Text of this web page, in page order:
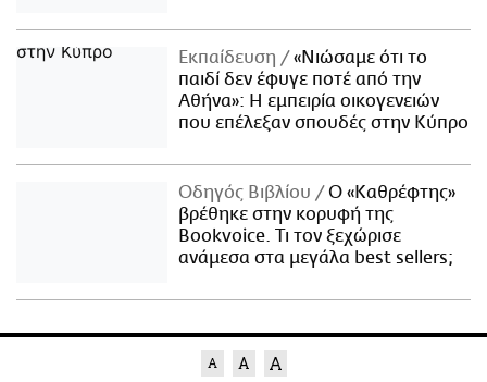
Εκπαίδευση
«Νιώσαμε ότι το
παιδί δεν έφυγε ποτέ από την
Αθήνα»: Η εμπειρία οικογενειών
που επέλεξαν σπουδές στην Κύπρο
Οδηγός Βιβλίου
Ο «Καθρέφτης»
βρέθηκε στην κορυφή της
Bookvoice. Τι τον ξεχώρισε
ανάμεσα στα μεγάλα best sellers;